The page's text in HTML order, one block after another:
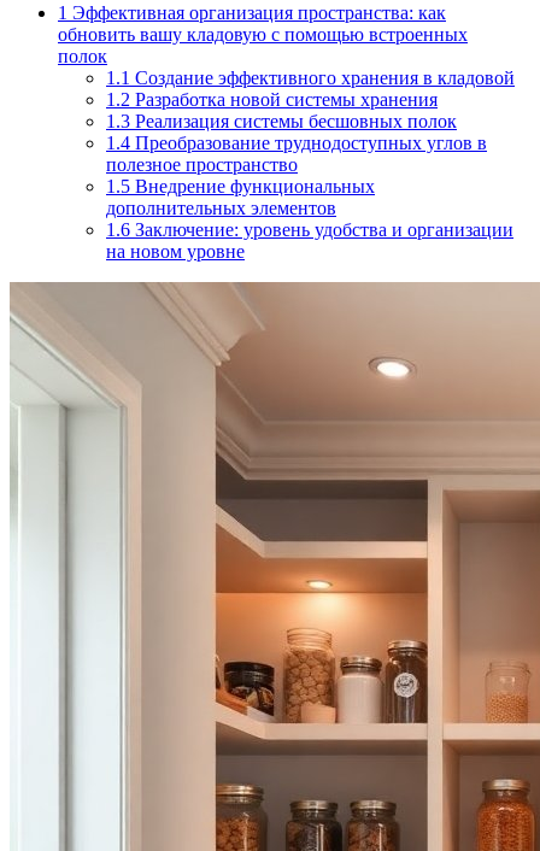
1 Эффективная организация пространства: как
обновить вашу кладовую с помощью встроенных
полок
1.1 Создание эффективного хранения в кладовой
1.2 Разработка новой системы хранения
1.3 Реализация системы бесшовных полок
1.4 Преобразование труднодоступных углов в
полезное пространство
1.5 Внедрение функциональных
дополнительных элементов
1.6 Заключение: уровень удобства и организации
на новом уровне